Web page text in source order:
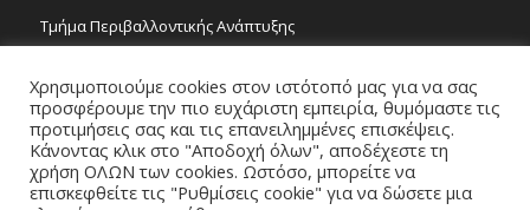
Τμήμα Περιβαλλοντικής Ανάπτυξης
Τομέας Γραμμάτων και Τεχνών
Τροχονομία
Χρησιμοποιούμε cookies στον ιστότοπό μας για να σας
προσφέρουμε την πιο ευχάριστη εμπειρία, θυμόμαστε τις
προτιμήσεις σας και τις επανειλημμένες επισκέψεις.
Κάνοντας κλικ στο "Αποδοχή όλων", αποδέχεστε τη
χρήση ΟΛΩΝ των cookies. Ωστόσο, μπορείτε να
επισκεφθείτε τις "Ρυθμίσεις cookie" για να δώσετε μια